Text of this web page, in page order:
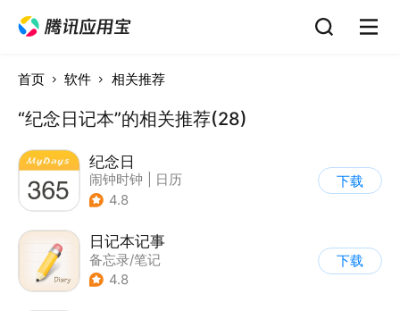
首页 软件 相关推荐
“纪念日记本”的相关推荐(28)
纪念日
闹钟时钟
日历
4.8
下载
日记本记事
备忘录/笔记
4.8
下载